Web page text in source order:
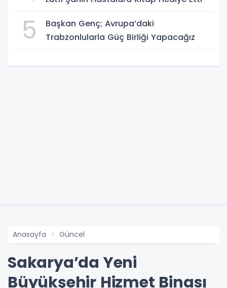
5
Başkan Genç; Avrupa’daki
Trabzonlularla Güç Birliği Yapacağız
Anasayfa Güncel
Sakarya’da Yeni
Büyükşehir Hizmet Binası